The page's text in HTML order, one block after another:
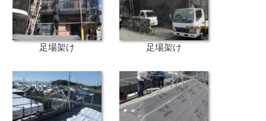
足場架け 足場架け